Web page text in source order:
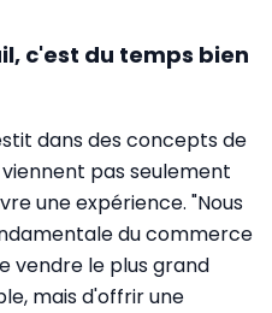
c'est du temps bien
dans des concepts de
pas seulement
une expérience. "Nous
du commerce
vendre le plus grand
mais d'offrir une